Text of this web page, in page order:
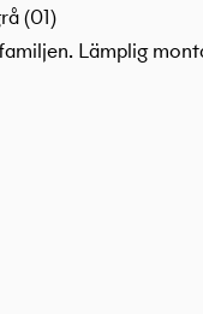
(01)
Lämplig